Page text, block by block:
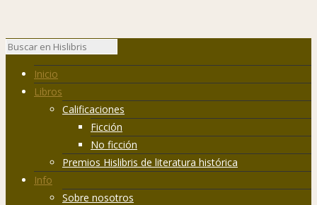
Inicio
Libros
Calificaciones
Ficción
No ficción
Premios Hislibris de literatura histórica
Info
Sobre nosotros